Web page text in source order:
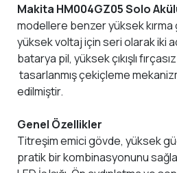
Makita HM004GZ05 Solo Akülü
modellere benzer yüksek
yüksek voltaj için seri olarak iki
batarya pil, yüksek çıkışlı
tasarlanmış çekiçleme
edilmiştir.
Genel Özellikler
Titreşim emici gövde, yüksek
pratik bir kombinasyonunu